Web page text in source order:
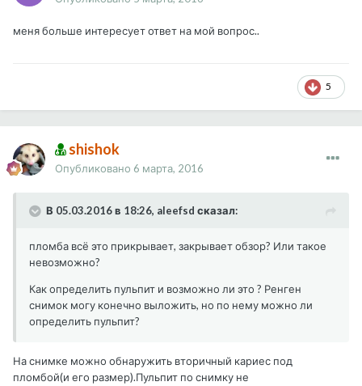
меня больше интересует ответ на мой вопрос..
5
shishok
Опубликовано 6 марта, 2016
В 05.03.2016 в 18:26, aleefsd сказал:
пломба всё это прикрывает, закрывает обзор? Или такое
невозможно?
Как определить пульпит и возможно ли это ? Ренген
снимок могу конечно выложить, но по нему можно ли
определить пульпит?
На снимке можно обнаружить вторичный кариес под
пломбой(и его размер).Пульпит по снимку не